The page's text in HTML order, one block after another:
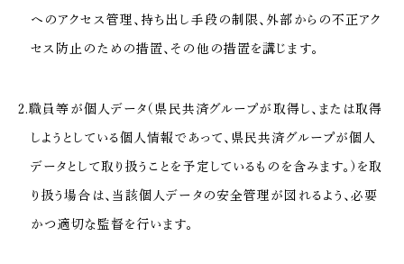
へのアクセス管理、持ち出し手段の制限、外部からの不正アク
セス防止のための措置、その他の措置を講じます。
2.職員等が個人データ（県民共済グループが取得し、または取得
しようとしている個人情報であって、県民共済グループが個人
データとして取り扱うことを予定しているものを含みます。）を取
り扱う場合は、当該個人データの安全管理が図れるよう、必要
かつ適切な監督を行います。